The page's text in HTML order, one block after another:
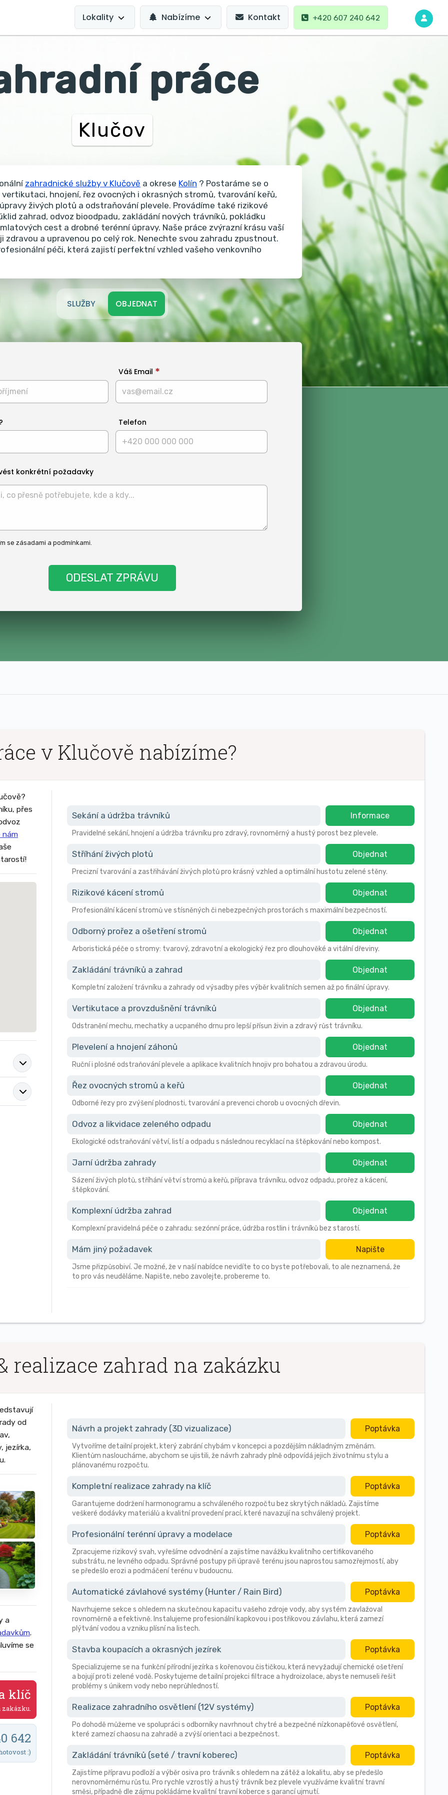
MAIN
NAVIGATION
+420 607 240 642
Lokality Nabízíme Kontakt
práce
Klučov
zahradnické služby v Klučově a okrese Kolín ? Postaráme se o
hnojení, řez ovocných i okrasných stromů, tvarování keřů,
živých plotů a odstraňování plevele. Provádíme také rizikové
zahrad, odvoz bioodpadu, zakládání nových trávníků, pokládku
cest a drobné terénní úpravy. Naše práce zvýrazní krásu vaší
zdravou a upravenou po celý rok. Nenechte svou zahradu zpustnout.
péči, která zajistí perfektní vzhled vašeho venkovního
SLUŽBY OBJEDNAT
Váš Email
Telefon
konkrétní požadavky
se zásadami a podmínkami.
v Klučově nabízíme?
přes
nám
Sekání a údržba trávníků Informace
Pravidelné sekání, hnojení a údržba trávníku pro zdravý, rovnoměrný a hustý porost bez plevele.
Stříhání živých plotů Objednat
Precizní tvarování a zastřihávání živých plotů pro krásný vzhled a optimální hustotu zelené stěny.
Rizikové kácení stromů Objednat
Profesionální kácení stromů ve stísněných či nebezpečných prostorách s maximální bezpečností.
Odborný prořez a ošetření stromů Objednat
Arboristická péče o stromy: tvarový, zdravotní a ekologický řez pro dlouhověké a vitální dřeviny.
Zakládání trávníků a zahrad Objednat
Kompletní založení trávníku a zahrady od výsadby přes výběr kvalitních semen až po finální úpravy.
Vertikutace a provzdušnění trávníků Objednat
Odstranění mechu, mechatky a ucpaného drnu pro lepší přísun živin a zdravý růst trávníku.
Plevelení a hnojení záhonů Objednat
Ruční i plošné odstraňování plevele a aplikace kvalitních hnojiv pro bohatou a zdravou úrodu.
Řez ovocných stromů a keřů Objednat
Odborné řezy pro zvýšení plodnosti, tvarování a prevenci chorob u ovocných dřevin.
Odvoz a likvidace zeleného odpadu Objednat
Ekologické odstraňování větví, listí a odpadu s následnou recyklací na štěpkování nebo kompost.
Jarní údržba zahrady Objednat
Sázení živých plotů, stříhání větví stromů a keřů, příprava trávníku, odvoz odpadu, prořez a kácení,
štěpkování.
Komplexní údržba zahrad Objednat
Komplexní pravidelná péče o zahradu: sezónní práce, údržba rostlin i trávníků bez starostí.
Mám jiný požadavek Napište
Jsme přizpůsobiví. Je možné, že v naší nabídce nevidíte to co byste potřebovali, to ale neznamená, že
to pro vás neuděláme. Napište, nebo zavolejte, probereme to.
realizace zahrad na zakázku
od
jezírka,
a
.
se
klíč
zakázku.
642
:)
Návrh a projekt zahrady (3D vizualizace) Poptávka
Vytvoříme detailní projekt, který zabrání chybám v koncepci a pozdějším nákladným změnám.
Klientům nasloucháme, abychom se ujistili, že návrh zahrady plně odpovídá jejich životnímu stylu a
plánovanému rozpočtu.
Kompletní realizace zahrady na klíč Poptávka
Garantujeme dodržení harmonogramu a schváleného rozpočtu bez skrytých nákladů. Zajistíme
veškeré dodávky materiálů a kvalitní provedení prací, které navazují na schválený projekt.
Profesionální terénní úpravy a modelace Poptávka
Zpracujeme rizikový svah, vyřešíme odvodnění a zajistíme navážku kvalitního certifikovaného
substrátu, ne levného odpadu. Správné postupy při úpravě terénu jsou naprostou samozřejmostí, aby
se předešlo erozi a podmáčení terénu v budoucnu.
Automatické závlahové systémy (Hunter / Rain Bird) Poptávka
Navrhujeme sekce s ohledem na skutečnou kapacitu vašeho zdroje vody, aby systém zavlažoval
rovnoměrně a efektivně. Instalujeme profesionální kapkovou i postřikovou závlahu, která zamezí
plýtvání vodou a vzniku plísní na listech.
Stavba koupacích a okrasných jezírek Poptávka
Specializujeme se na funkční přírodní jezírka s kořenovou čističkou, která nevyžadují chemické ošetření
a bojují proti zelené vodě. Poskytujeme detailní projekci filtrace a hydroizolace, abyste nemuseli řešit
problémy s únikem vody nebo neprůhledností.
Realizace zahradního osvětlení (12V systémy) Poptávka
Po dohodě můžeme ve spolupráci s odborníky navrhnout chytré a bezpečné nízkonapěťové osvětlení,
které zamezí chaosu na zahradě a zvýší orientaci a bezpečnost.
Zakládání trávníků (seté / travní koberec) Poptávka
Zajistíme přípravu podloží a výběr osiva pro trávník s ohledem na zátěž a lokalitu, aby se předešlo
nerovnoměrnému růstu. Pro rychle vzrostlý a hustý trávník bez plevele využíváme kvalitní travní
směsi, případně dle zájmu pokládáme kvalitní travní koberce s garancí ujmutí.